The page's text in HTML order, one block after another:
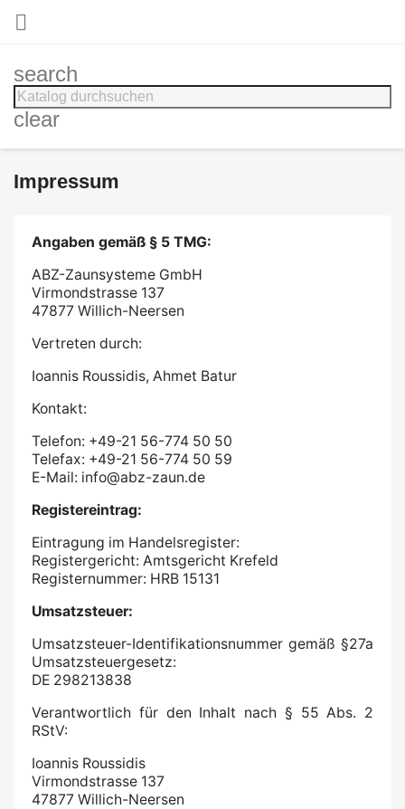

search
clear
Impressum
Angaben gemäß § 5 TMG:
ABZ-Zaunsysteme GmbH
Virmondstrasse 137
47877 Willich-Neersen
Vertreten durch:
Ioannis Roussidis, Ahmet Batur
Kontakt:
Telefon: +49-21 56-774 50 50
Telefax: +49-21 56-774 50 59
E-Mail: info@abz-zaun.de
Registereintrag:
Eintragung im Handelsregister:
Registergericht: Amtsgericht Krefeld
Registernummer: HRB 15131
Umsatzsteuer:
Umsatzsteuer-Identifikationsnummer gemäß §27a
Umsatzsteuergesetz:
DE 298213838
Verantwortlich für den Inhalt nach § 55 Abs. 2
RStV:
Ioannis Roussidis
Virmondstrasse 137
47877 Willich-Neersen